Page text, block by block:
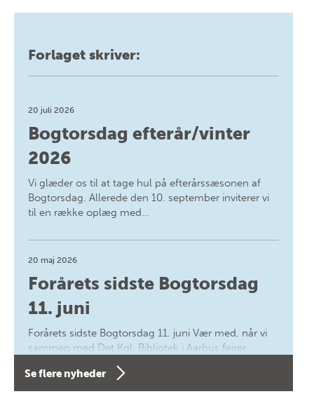
Forlaget skriver:
20 juli 2026
Bogtorsdag efterår/vinter
2026
Vi glæder os til at tage hul på efterårssæsonen af
Bogtorsdag. Allerede den 10. september inviterer vi
til en række oplæg med…
20 maj 2026
Forårets sidste Bogtorsdag
11. juni
Forårets sidste Bogtorsdag 11. juni Vær med, når vi
sammen med Det Kgl. Bibliotek i Aarhus fejrer
forfatterne bag vores nyes…
Se flere nyheder